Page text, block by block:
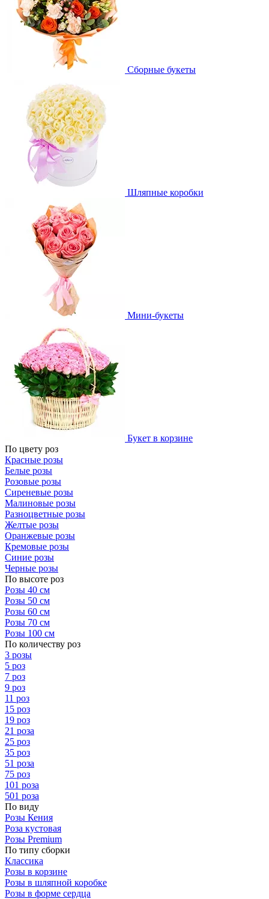
Сборные букеты
Шляпные коробки
Мини-букеты
Букет в корзине
По цвету роз
Красные розы
Белые розы
Розовые розы
Сиреневые розы
Малиновые розы
Разноцветные розы
Желтые розы
Оранжевые розы
Кремовые розы
Синие розы
Черные розы
По высоте роз
Розы 40 см
Розы 50 см
Розы 60 см
Розы 70 см
Розы 100 см
По количеству роз
3 розы
5 роз
7 роз
9 роз
11 роз
15 роз
19 роз
21 роза
25 роз
35 роз
51 роза
75 роз
101 роза
501 роза
По виду
Розы Кения
Роза кустовая
Розы Premium
По типу сборки
Классика
Розы в корзине
Розы в шляпной коробке
Розы в форме сердца